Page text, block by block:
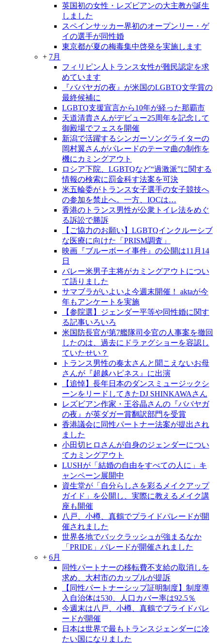
英国初の女性・レズビアンの大主教が誕生
しました
スペインサッカー界初のオープンリー・ゲ
イの選手が同性婚
東京都が夏の梅毒集中啓発を実施します
+ 7月
フィリピン人トランス女性が難民認定を求
めています
『ババヤガの夜』が米国のLGBTQ文学賞の
最終候補に
LGBTQ支援宣言から10年が経った那覇市
天道清貴さんがデビュー25周年を記念して
御殿場でフェスを開催
新潟で活躍するシンガーソングライターの
岡村翼さんがパレードのテーマ曲の制作を
機にカミングアウト
ロシア下院、LGBTQなど“過激派”に関する
情報の検索に罰金科す法案を可決
米五輪委がトランス女子選手の女子競技へ
の参加を禁止へ。一方、IOCは…
香港のトランス男性が公衆トイレ法をめぐ
る訴訟で勝訴
【ご協力のお願い】LGBTQインクルーシブ
な医療に向けた「PRISM調査」
映画『ブルーボーイ事件』の公開は11月14
日
バレー米男子主将がカミングアウトについ
て語りました
サマブラがいよいよ今週末開催！ aktaが今
年もアンケートを実施
【参院選】ジェンダー平等や同性婚に関す
る記事いろいろ
米国防長官が第7艦隊司令官の人事案を撤回
したのは、過去にドラァグショーを容認し
ていたせい？
トランス男性の奏太さんと聞こえないお母
さんが『超越ハピネス』に出演
【追悼】長年日本のダンスミュージックシ
ーンをリードしてきたDJ SHINKAWAさん
レズビアン作家・王谷晶さんの『ババヤガ
の夜』が英ダガー賞翻訳部門を受賞
香港議会に同性パートナー法案が提出され
ました
小田切ヒロさんが自身のジェンダーについ
てカミングアウト
LUSHが「結婚の自由をすべての人に」キ
ャンペーン展開中
資生堂が「自分らしさを彩るメイクアップ
ガイド」を公開し、実際に教えるメイク講
座も開催
八戸、小樽、真鶴でプライドパレードが開
催されました
世界各地でバックラッシュが強まるなか
「PRIDE」パレードが開催されました
+ 6月
同性パートナーの移転費不支給の取消しを
求め、大村市のカップルが提訴
【同性パートナーシップ証明制度】制度導
入自治体は530、人口カバー率は92.5％
今週末は八戸、小樽、真鶴でプライドパレ
ードが開催
日本は世界で最もトランスジェンダーに冷
たい国になりました